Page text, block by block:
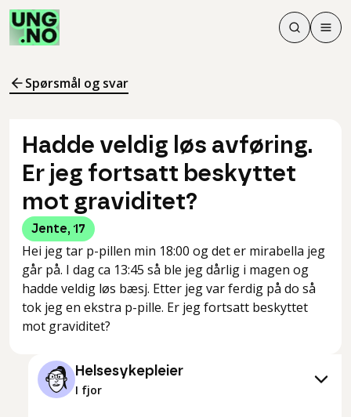
Søk
Søk
Meny
Spørsmål og svar
Hadde veldig løs avføring.
Er jeg fortsatt beskyttet
mot graviditet?
Jente, 17
Hei jeg tar p-pillen min 18:00 og det er mirabella jeg
går på. I dag ca 13:45 så ble jeg dårlig i magen og
hadde veldig løs bæsj. Etter jeg var ferdig på do så
tok jeg en ekstra p-pille. Er jeg fortsatt beskyttet
mot graviditet?
Helsesykepleier
I fjor